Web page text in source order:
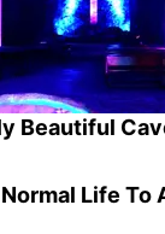
Beautiful
Life To